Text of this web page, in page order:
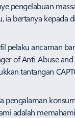
pengelabuan
ia bertanya kepada
pelaku ancaman
of Anti-Abuse
tantangan
pengalaman
adalah